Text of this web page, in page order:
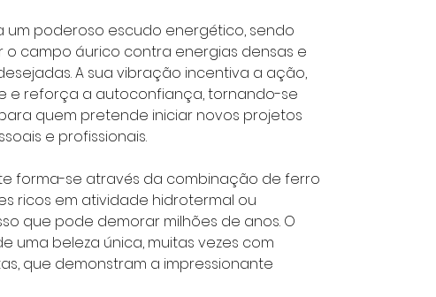
um poderoso escudo energético, sendo
campo áurico contra energias densas e
A sua vibração incentiva a ação,
e reforça a autoconfiança, tornando-se
quem pretende iniciar novos projetos
e profissionais.
forma-se através da combinação de ferro
ricos em atividade hidrotermal ou
que pode demorar milhões de anos. O
uma beleza única, muitas vezes com
que demonstram a impressionante